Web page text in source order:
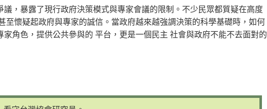
，暴露了現行政府決策模式與專家會議的限制。不少民眾都質疑在高度
至懷疑起政府與專家的誠信。當政府越來越強調決策的科學基礎時，如何
角色，提供公共參與的 平台，更是一個民主 社會與政府不能不去面對的